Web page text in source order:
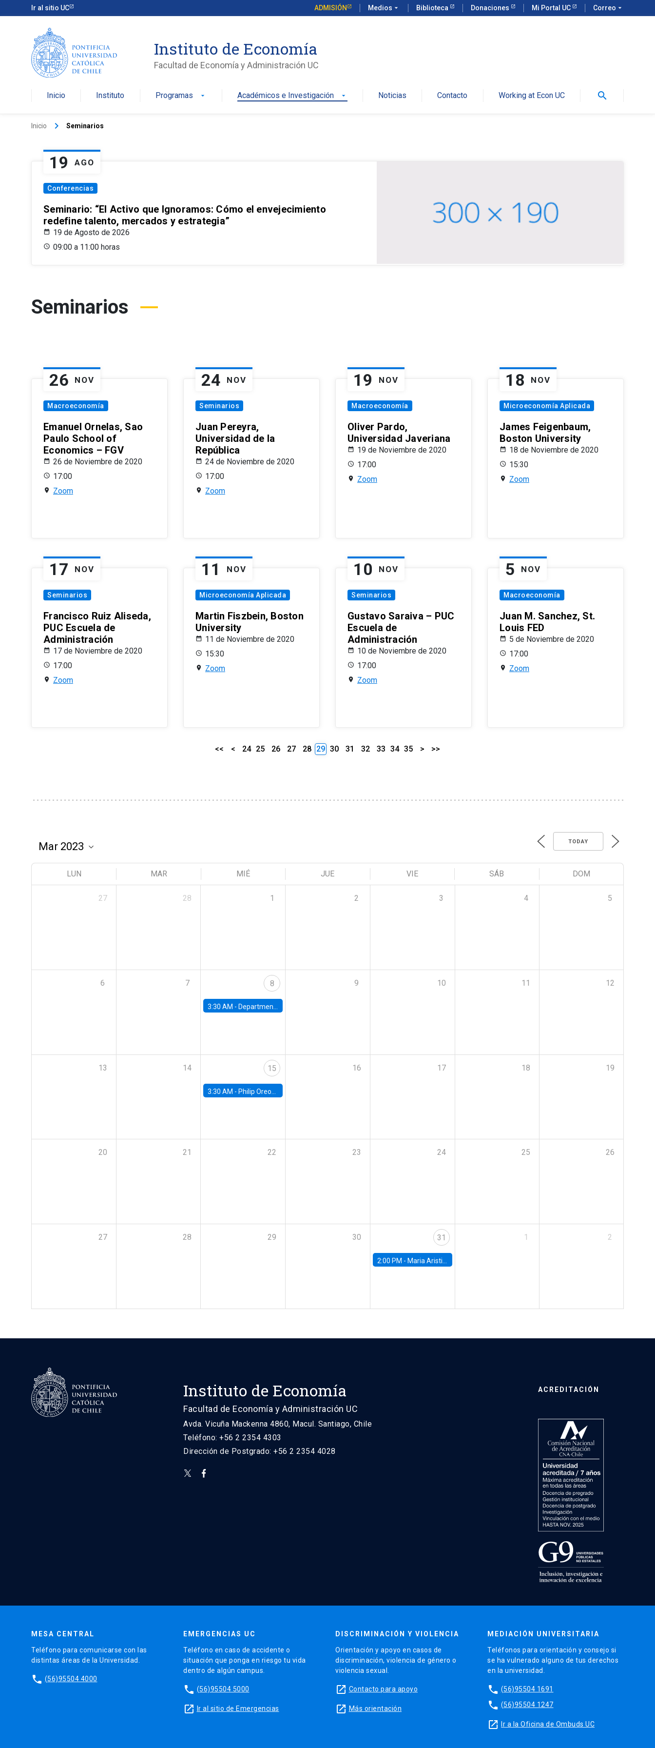
Ir al sitio UC ADMISIÓN Medios arrow_drop_down Biblioteca Donaciones Mi Portal UC Correo arrow_drop_down
Instituto de Economía
Facultad de Economía y Administración UC
Inicio Instituto Programas arrow_drop_down Académicos e Investigación arrow_drop_down Noticias Contacto Working at Econ UC search
Inicio keyboard_arrow_right Seminarios
19 AGO
Conferencias
Seminario: “El Activo que Ignoramos: Cómo el envejecimiento
redefine talento, mercados y estrategia”
19 de Agosto de 2026
09:00 a 11:00 horas
Seminarios
26 NOV
Macroeconomía
Emanuel Ornelas, Sao
Paulo School of
Economics – FGV
26 de Noviembre de 2020
17:00
Zoom
24 NOV
Seminarios
Juan Pereyra,
Universidad de la
República
24 de Noviembre de 2020
17:00
Zoom
19 NOV
Macroeconomía
Oliver Pardo,
Universidad Javeriana
19 de Noviembre de 2020
17:00
Zoom
18 NOV
Microeconomía Aplicada
James Feigenbaum,
Boston University
18 de Noviembre de 2020
15:30
Zoom
17 NOV
Seminarios
Francisco Ruiz Aliseda,
PUC Escuela de
Administración
17 de Noviembre de 2020
17:00
Zoom
11 NOV
Microeconomía Aplicada
Martin Fiszbein, Boston
University
11 de Noviembre de 2020
15:30
Zoom
10 NOV
Seminarios
Gustavo Saraiva – PUC
Escuela de
Administración
10 de Noviembre de 2020
17:00
Zoom
5 NOV
Macroeconomía
Juan M. Sanchez, St.
Louis FED
5 de Noviembre de 2020
17:00
Zoom
<< < 24 25 26 27 28 29 30 31 32 33 34 35 > >>
TODAY
LUN MAR MIÉ JUE VIE SÁB DOM
27 28 1 2 3 4 5
6 7 8
3:30 AM - Department Seminar: James Robinson
9 10 11 12
13 14 15
3:30 AM - Philip Oreopolous, University of Toronto
16 17 18 19
20 21 22 23 24 25 26
27 28 29 30 31
2:00 PM - Maria Aristizabal-Ramirez, FED Board
1 2
Instituto de Economía
Facultad de Economía y Administración UC
Avda. Vicuña Mackenna 4860, Macul. Santiago, Chile
Teléfono: +56 2 2354 4303
Dirección de Postgrado: +56 2 2354 4028
ACREDITACIÓN
MESA CENTRAL
Teléfono para comunicarse con las
distintas áreas de la Universidad.
phone (56)95504 4000
EMERGENCIAS UC
Teléfono en caso de accidente o
situación que ponga en riesgo tu vida
dentro de algún campus.
phone (56)95504 5000
launch Ir al sitio de Emergencias
DISCRIMINACIÓN Y VIOLENCIA
Orientación y apoyo en casos de
discriminación, violencia de género o
violencia sexual.
launch Contacto para apoyo
launch Más orientación
MEDIACIÓN UNIVERSITARIA
Teléfonos para orientación y consejo si
se ha vulnerado alguno de tus derechos
en la universidad.
phone (56)95504 1691
phone (56)95504 1247
launch Ir a la Oficina de Ombuds UC